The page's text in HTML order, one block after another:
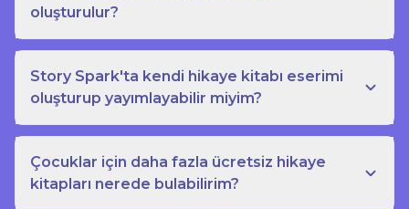
oluşturulur?
Story Spark'ta kendi hikaye kitabı eserimi
oluşturup yayımlayabilir miyim?
Çocuklar için daha fazla ücretsiz hikaye
kitapları nerede bulabilirim?